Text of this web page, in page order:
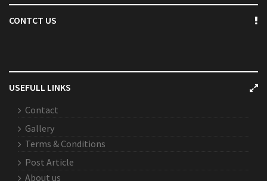
CONTCT US
USEFULL LINKS
Contact
Gallery
Terms & Conditions
Post Article
About us